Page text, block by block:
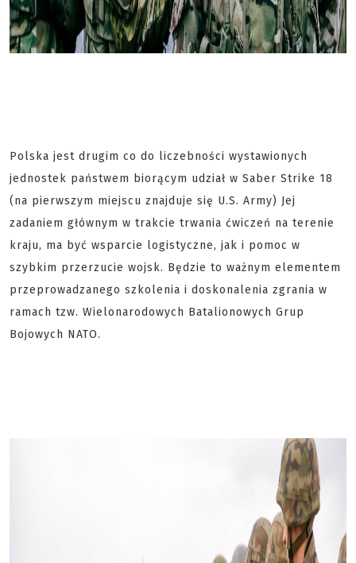
Polska jest drugim co do liczebności wystawionych
jednostek państwem biorącym udział w Saber Strike 18
(na pierwszym miejscu znajduje się U.S. Army) Jej
zadaniem głównym w trakcie trwania ćwiczeń na terenie
kraju, ma być wsparcie logistyczne, jak i pomoc w
szybkim przerzucie wojsk. Będzie to ważnym elementem
przeprowadzanego szkolenia i doskonalenia zgrania w
ramach tzw. Wielonarodowych Batalionowych Grup
Bojowych NATO.